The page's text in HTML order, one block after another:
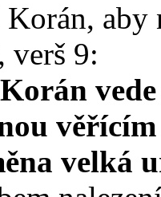
verš 9:
velká